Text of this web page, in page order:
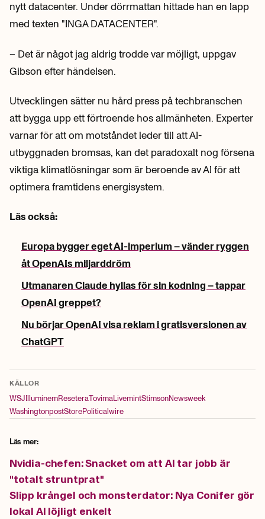
nytt datacenter. Under dörrmattan hittade han en lapp
med texten "INGA DATACENTER".
– Det är något jag aldrig trodde var möjligt, uppgav
Gibson efter händelsen.
Utvecklingen sätter nu hård press på techbranschen
att bygga upp ett förtroende hos allmänheten. Experter
varnar för att om motståndet leder till att AI-
utbyggnaden bromsas, kan det paradoxalt nog försena
viktiga klimatlösningar som är beroende av AI för att
optimera framtidens energisystem.
Läs också:
Europa bygger eget AI-imperium – vänder ryggen
åt OpenAIs miljarddröm
Utmanaren Claude hyllas för sin kodning – tappar
OpenAI greppet?
Nu börjar OpenAI visa reklam i gratisversionen av
ChatGPT
KÄLLOR
WSJ IlluminemReseteraTovimaLivemintStimsonNewsweek
WashingtonpostStorePoliticalwire
Läs mer:
Nvidia-chefen: Snacket om att AI tar jobb är
"totalt struntprat"
Slipp krångel och monsterdator: Nya Conifer gör
lokal AI löjligt enkelt